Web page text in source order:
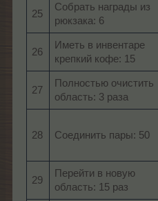
25
Собрать награды из
рюкзака: 6
26
Иметь в инвентаре
крепкий кофе: 15
27
Полностью очистить
область: 3 раза
28 Соединить пары: 50
29
Перейти в новую
область: 15 раз